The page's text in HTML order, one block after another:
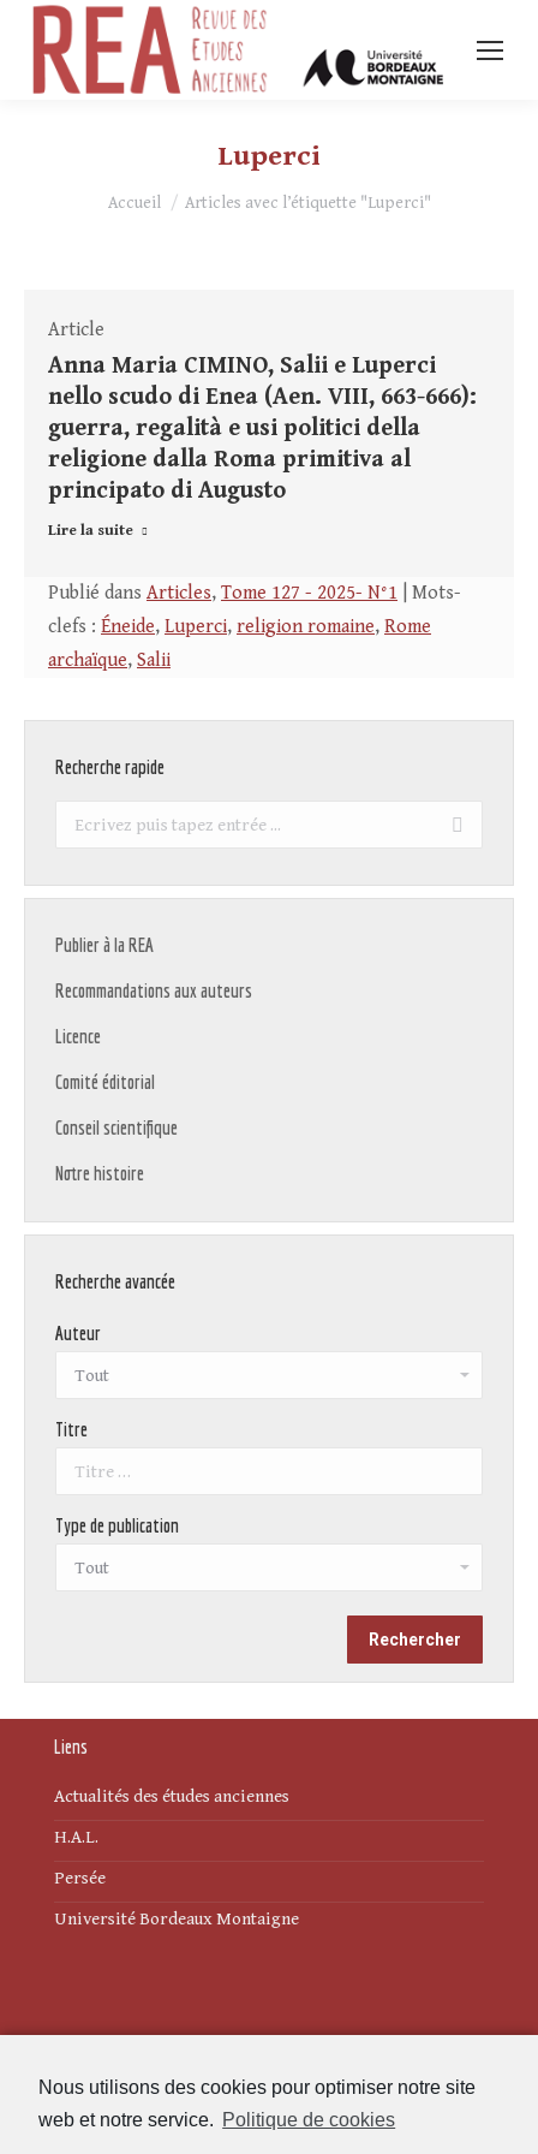
Nous utilisons des cookies pour optimiser notre site
web et notre service. Politique de cookies
Luperci
Vous êtes ici :
Accueil Articles avec l’étiquette "Luperci"
Article
Anna Maria CIMINO, Salii e Luperci
nello scudo di Enea (Aen. VIII, 663-666):
guerra, regalità e usi politici della
religione dalla Roma primitiva al
principato di Augusto
Lire la suite
Publié dans Articles, Tome 127 - 2025- N°1 | Mots-
clefs : Éneide, Luperci, religion romaine, Rome
archaïque, Salii
Recherche rapide
Recherche
Publier à la REA
Recommandations aux auteurs
Licence
Comité éditorial
Conseil scientifique
Notre histoire
Recherche avancée
Auteur
Titre
Type de publication
Liens
Actualités des études anciennes
H.A.L.
Persée
Université Bordeaux Montaigne
Politique de cookies (UE)